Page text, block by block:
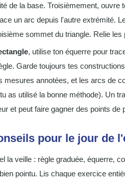
de la base. Troisièmement, ouvre
un arc depuis l'autre extrémité.
sommet du triangle. Relie les
, utilise ton équerre pour
Garde toujours tes
mesures annotées, et les arcs de
as utilisé la bonne méthode). Un
et peut faire gagner des points de
pour le jour de
la veille : règle graduée, équerre,
pointu. Lis chaque exercice